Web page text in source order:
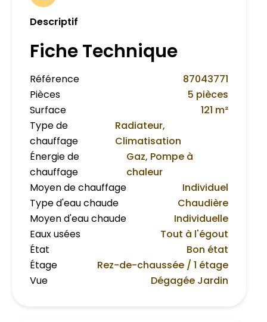
Descriptif
Fiche Technique
Référence
87043771
Pièces
5 pièces
Surface
121 m²
Type de
chauffage
Radiateur,
Climatisation
Énergie de
chauffage
Gaz, Pompe à
chaleur
Moyen de chauffage
Individuel
Type d'eau chaude
Chaudière
Moyen d'eau chaude
Individuelle
Eaux usées
Tout à l'égout
État
Bon état
Étage
Rez-de-chaussée / 1 étage
Vue
Dégagée Jardin